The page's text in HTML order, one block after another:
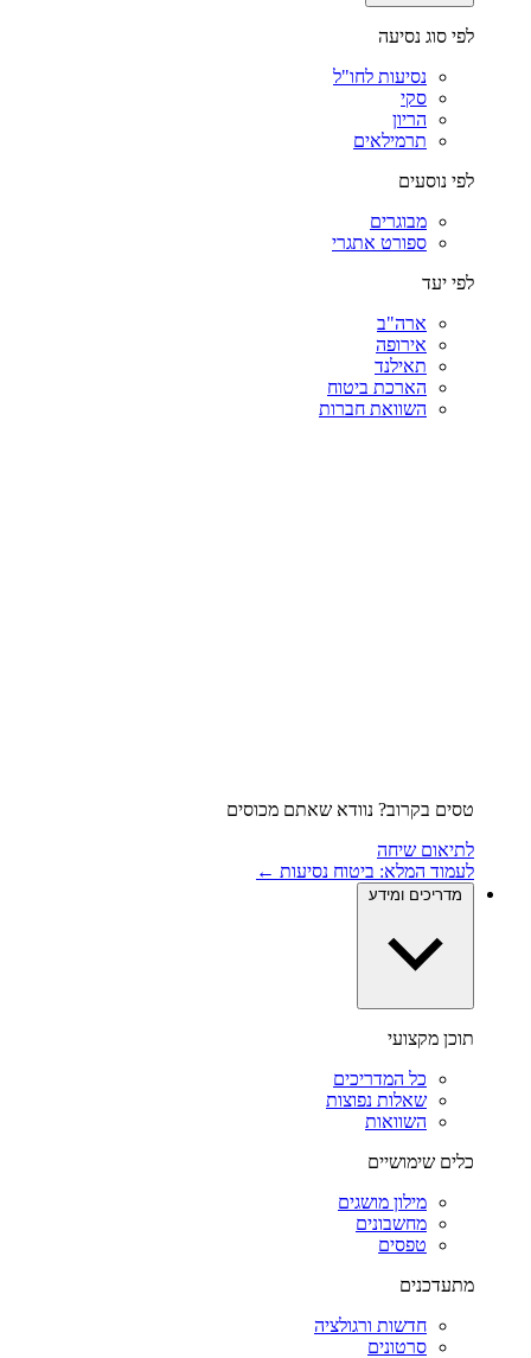
לפי סוג נסיעה
נסיעות לחו"ל
סקי
הריון
תרמילאים
לפי נוסעים
מבוגרים
ספורט אתגרי
לפי יעד
ארה"ב
אירופה
תאילנד
הארכת ביטוח
השוואת חברות
טסים בקרוב? נוודא שאתם מכוסים
לתיאום שיחה
לעמוד המלא: ביטוח נסיעות ←
מדריכים ומידע
תוכן מקצועי
כל המדריכים
שאלות נפוצות
השוואות
כלים שימושיים
מילון מושגים
מחשבונים
טפסים
מתעדכנים
חדשות ורגולציה
סרטונים